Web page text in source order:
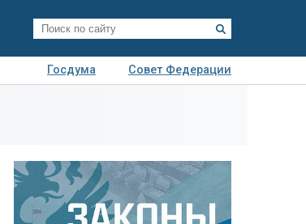
Госдума
Совет Федерации